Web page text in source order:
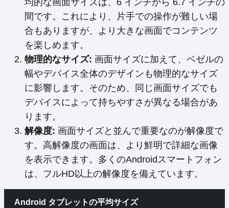
均的な画面サイズは、6 インチから 6.7 インチの
間です。これにより、片手での操作が難しい場
合もありますが、より大きな画面でコンテンツ
を楽しめます。
物理的なサイズ: 画面サイズに加えて、ベゼルの
幅やデバイス全体のデザインも物理的なサイズ
に影響します。そのため、同じ画面サイズでも
デバイスによって持ちやすさが異なる場合があ
ります。
解像度: 画面サイズと並んで重要なのが解像度で
す。高解像度の画面は、より鮮明で詳細な画像
を表示できます。多くのAndroidスマートフォン
は、フルHD以上の解像度を備えています。
Android タブレットの平均サイズ